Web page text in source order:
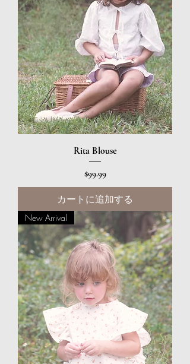
Rita Blouse
価格
$99.99
カートに追加する
New Arrival